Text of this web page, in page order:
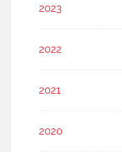
2023
2022
2021
2020